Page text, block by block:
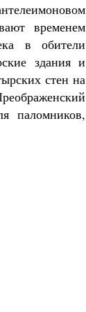
временем
в обители
здания и
стен на
паломников,